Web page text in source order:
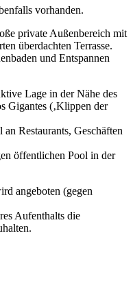
vorhanden.
private Außenbereich mit
überdachten Terrasse.
und Entspannen
Lage in der Nähe des
Gigantes (‚Klippen der
Restaurants, Geschäften
öffentlichen Pool in der
angeboten (gegen
Aufenthalts die